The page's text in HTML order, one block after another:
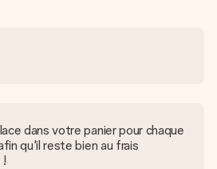
dans votre panier pour chaque
qu'il reste bien au frais